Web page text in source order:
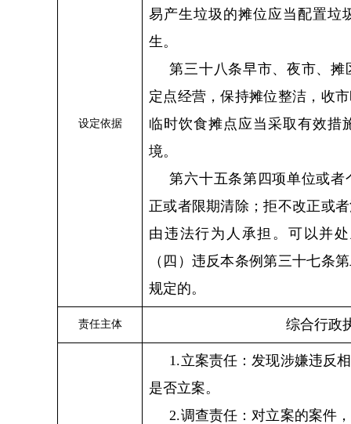
设定依据
易产生垃圾的摊位应当配置垃
生。
第三十八条早市、夜市、
定点经营，保持摊位整洁，收
临时饮食摊点应当采取有效措
境。
第六十五条第四项单位或
正或者限期清除；拒不改正或
由违法行为人承担。可以并
（ 四 ） 违反本条例第三十七条
规定的。
责任主体 综合行政
1.立案责任：发现涉嫌违反
是否立案。
2.调查责任：对立案的案件